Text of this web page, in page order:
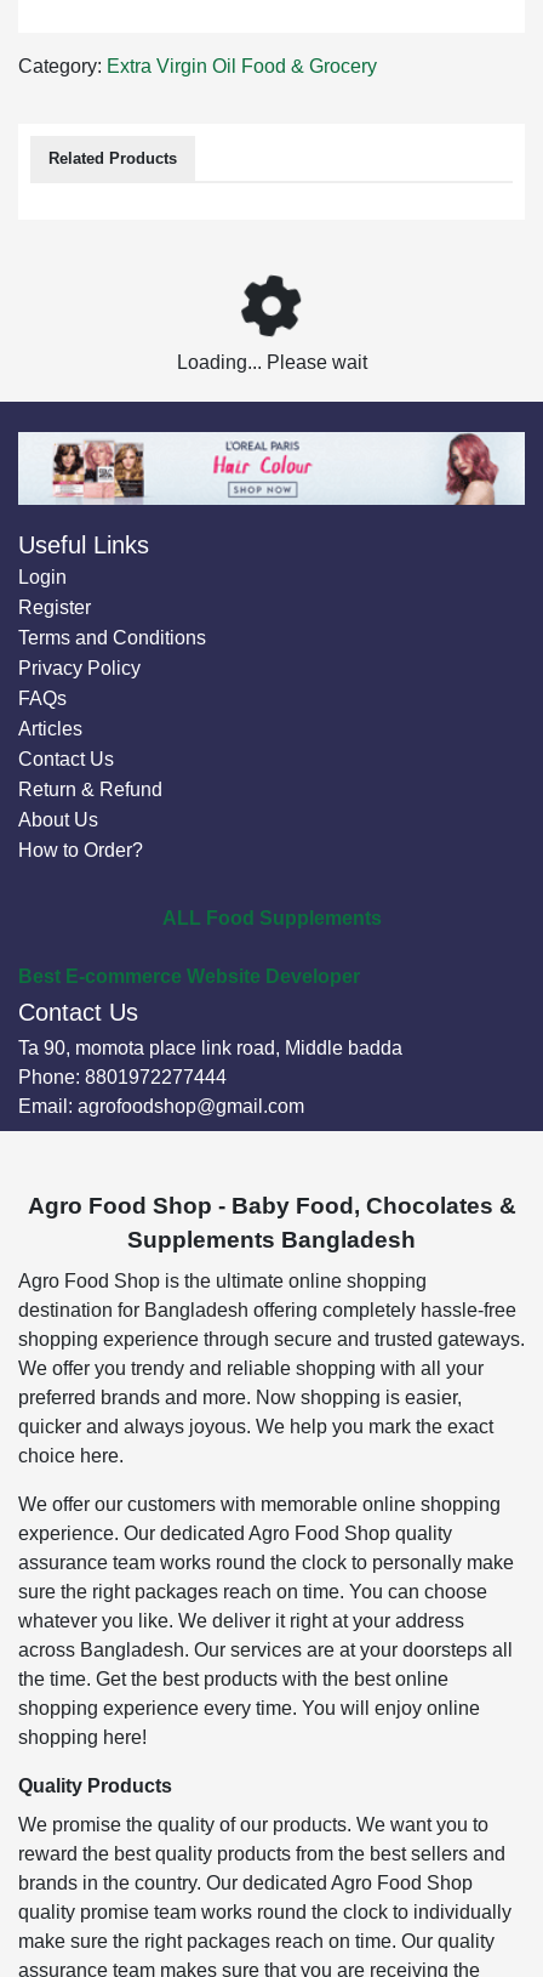
Category: Extra Virgin Oil Food & Grocery
Related Products
Loading... Please wait
Useful Links
Login
Register
Terms and Conditions
Privacy Policy
FAQs
Articles
Contact Us
Return & Refund
About Us
How to Order?
ALL Food Supplements
Best E-commerce Website Developer
Contact Us
Ta 90, momota place link road, Middle badda
Phone: 8801972277444
Email: agrofoodshop@gmail.com
Agro Food Shop - Baby Food, Chocolates &
Supplements Bangladesh
Agro Food Shop is the ultimate online shopping
destination for Bangladesh offering completely hassle-free
shopping experience through secure and trusted gateways.
We offer you trendy and reliable shopping with all your
preferred brands and more. Now shopping is easier,
quicker and always joyous. We help you mark the exact
choice here.
We offer our customers with memorable online shopping
experience. Our dedicated Agro Food Shop quality
assurance team works round the clock to personally make
sure the right packages reach on time. You can choose
whatever you like. We deliver it right at your address
across Bangladesh. Our services are at your doorsteps all
the time. Get the best products with the best online
shopping experience every time. You will enjoy online
shopping here!
Quality Products
We promise the quality of our products. We want you to
reward the best quality products from the best sellers and
brands in the country. Our dedicated Agro Food Shop
quality promise team works round the clock to individually
make sure the right packages reach on time. Our quality
assurance team makes sure that you are receiving the